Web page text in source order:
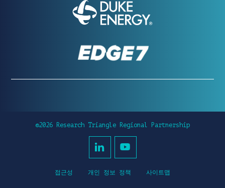
©2026 Research Triangle Regional Partnership
접근성 개인 정보 정책 사이트맵